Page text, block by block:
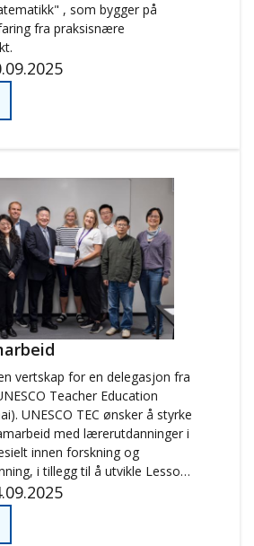
, som bygger på
fra praksisnære
vertskap for en delegasjon fra
Teacher Education
UNESCO TEC ønsker å styrke
med lærerutdanninger i
innen forskning og
i tillegg til å utvikle Lesson
for skolebasert
Slike samarbeid kan bli
FNs fjerde bærekraftsmål skal